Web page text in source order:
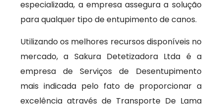
especializada, a empresa assegura a solução
para qualquer tipo de entupimento de canos.
Utilizando os melhores recursos disponíveis no
mercado, a Sakura Detetizadora Ltda é a
empresa de Serviços de Desentupimento
mais indicada pelo fato de proporcionar a
excelência através de Transporte De Lama